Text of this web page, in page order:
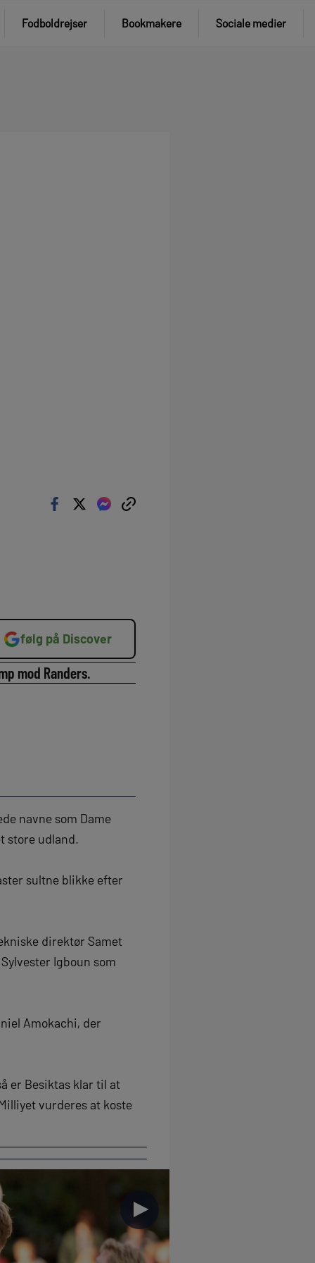
Fodboldrejser Bookmakere Sociale medier
følg på Discover
mod Randers.
navne som Dame
store udland.
sultne blikke efter
direktør Samet
Igboun som
Amokachi, der
er Besiktas klar til at
vurderes at koste
►